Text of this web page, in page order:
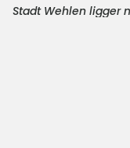
Stadt Wehlen ligger